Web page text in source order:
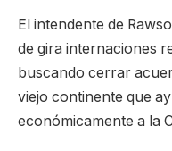
El intendente de
de gira internaciones
buscando cerrar
viejo continente que
económicamente a la